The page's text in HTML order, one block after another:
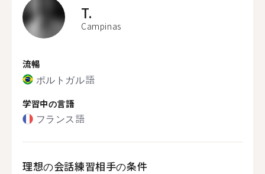
T.
Campinas
流暢
ポルトガル語
学習中の言語
フランス語
理想の会話練習相手の条件